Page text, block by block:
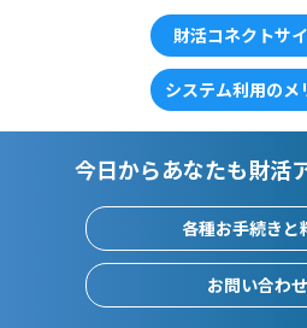
財活コネクトサ
システム利用のメ
今日からあなたも財活
各種お手続きと
お問い合わせ